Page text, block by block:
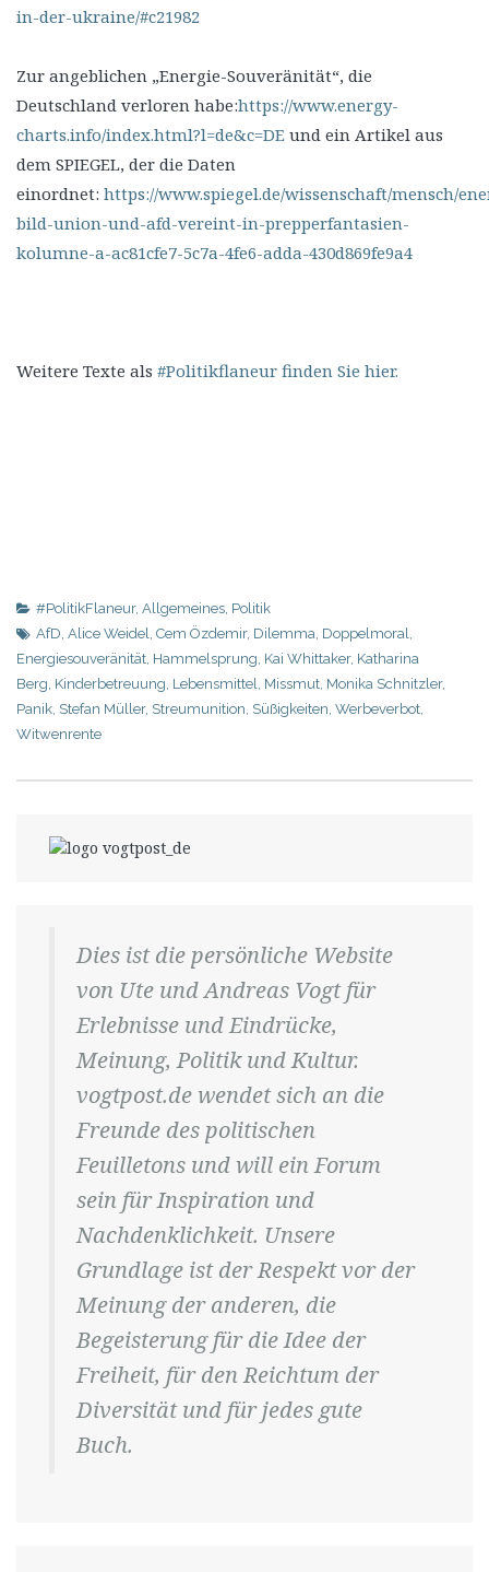
in-der-ukraine/#c21982
Zur angeblichen „Energie-Souveränität“, die
Deutschland verloren habe:https://www.energy-
charts.info/index.html?l=de&c=DE und ein Artikel aus
dem SPIEGEL, der die Daten
einordnet: https://www.spiegel.de/wissenschaft/mensch/
bild-union-und-afd-vereint-in-prepperfantasien-
kolumne-a-ac81cfe7-5c7a-4fe6-adda-430d869fe9a4
Weitere Texte als #Politikflaneur finden Sie hier.
#PolitikFlaneur, Allgemeines, Politik
AfD, Alice Weidel, Cem Özdemir, Dilemma, Doppelmoral,
Energiesouveränität, Hammelsprung, Kai Whittaker, Katharina
Berg, Kinderbetreuung, Lebensmittel, Missmut, Monika Schnitzler,
Panik, Stefan Müller, Streumunition, Süßigkeiten, Werbeverbot,
Witwenrente
Dies ist die persönliche Website
von Ute und Andreas Vogt für
Erlebnisse und Eindrücke,
Meinung, Politik und Kultur.
vogtpost.de wendet sich an die
Freunde des politischen
Feuilletons und will ein Forum
sein für Inspiration und
Nachdenklichkeit. Unsere
Grundlage ist der Respekt vor der
Meinung der anderen, die
Begeisterung für die Idee der
Freiheit, für den Reichtum der
Diversität und für jedes gute
Buch.